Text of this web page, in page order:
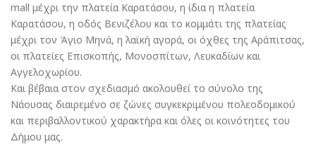
mall μέχρι την πλατεία Καρατάσου, η ίδια η πλατεία
Καρατάσου, η οδός Βενιζέλου και το κομμάτι της πλατείας
μέχρι τον Άγιο Μηνά, η λαϊκή αγορά, οι όχθες της Αράπιτσας,
οι πλατείες Επισκοπής, Μονοσπίτων, Λευκαδίων και
Αγγελοχωρίου.
Και βέβαια στον σχεδιασμό ακολουθεί το σύνολο της
Νάουσας διαιρεμένο σε ζώνες συγκεκριμένου πολεοδομικού
και περιβαλλοντικού χαρακτήρα και όλες οι κοινότητες του
Δήμου μας.